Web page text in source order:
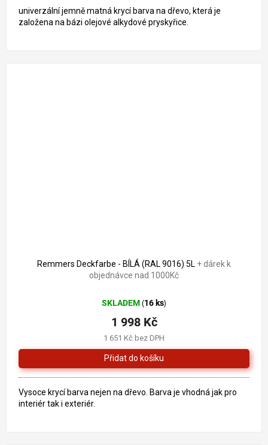
univerzální jemně matná krycí barva na dřevo, která je
založena na bázi olejové alkydové pryskyřice.
Remmers Deckfarbe - BÍLÁ (RAL 9016) 5L + dárek k
objednávce nad 1000Kč
SKLADEM (16 ks)
1 651 Kč bez DPH
1 998 Kč
Vysoce krycí barva nejen na dřevo. Barva je vhodná jak pro
interiér tak i exteriér.